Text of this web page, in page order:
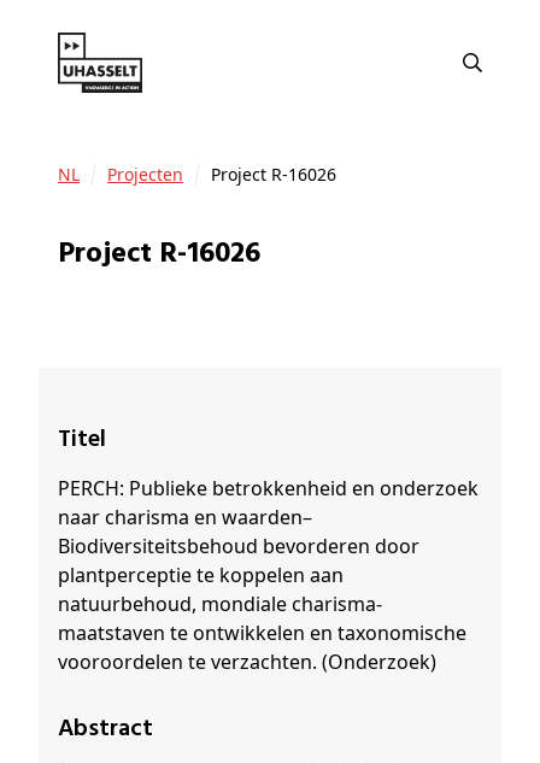
NL Projecten Project R-16026
Project R-16026
Titel
PERCH: Publieke betrokkenheid en onderzoek
naar charisma en waarden–
Biodiversiteitsbehoud bevorderen door
plantperceptie te koppelen aan
natuurbehoud, mondiale charisma-
maatstaven te ontwikkelen en taxonomische
vooroordelen te verzachten. (Onderzoek)
Abstract